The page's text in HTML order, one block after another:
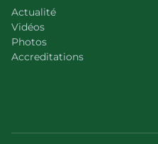
Actualité
Vidéos
Photos
Accreditations